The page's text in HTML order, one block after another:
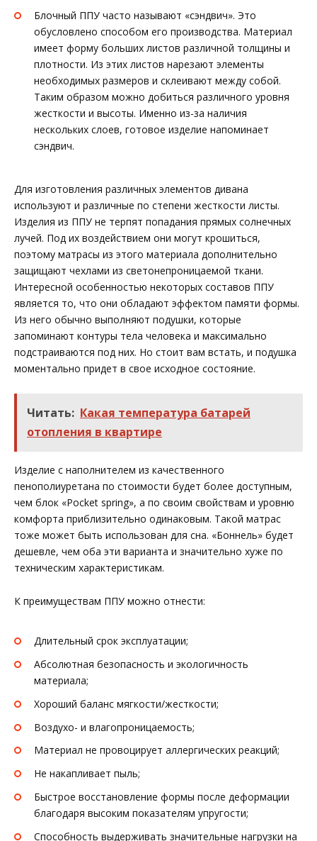
Блочный ППУ часто называют «сэндвич». Это
обусловлено способом его производства. Материал
имеет форму больших листов различной толщины и
плотности. Из этих листов нарезают элементы
необходимых размеров и склеивают между собой.
Таким образом можно добиться различного уровня
жесткости и высоты. Именно из-за наличия
нескольких слоев, готовое изделие напоминает
сэндвич.
Для изготовления различных элементов дивана
используют и различные по степени жесткости листы.
Изделия из ППУ не терпят попадания прямых солнечных
лучей. Под их воздействием они могут крошиться,
поэтому матрасы из этого материала дополнительно
защищают чехлами из светонепроницаемой ткани.
Интересной особенностью некоторых составов ППУ
является то, что они обладают эффектом памяти формы.
Из него обычно выполняют подушки, которые
запоминают контуры тела человека и максимально
подстраиваются под них. Но стоит вам встать, и подушка
моментально придет в свое исходное состояние.
Читать: Какая температура батарей
отопления в квартире
Изделие с наполнителем из качественного
пенополиуретана по стоимости будет более доступным,
чем блок «Pocket spring», а по своим свойствам и уровню
комфорта приблизительно одинаковым. Такой матрас
тоже может быть использован для сна. «Боннель» будет
дешевле, чем оба эти варианта и значительно хуже по
техническим характеристикам.
К преимуществам ППУ можно отнести:
Длительный срок эксплуатации;
Абсолютная безопасность и экологичность
материала;
Хороший баланс мягкости/жесткости;
Воздухо- и влагопроницаемость;
Материал не провоцирует аллергических реакций;
Не накапливает пыль;
Быстрое восстановление формы после деформации
благодаря высоким показателям упругости;
Способность выдерживать значительные нагрузки на